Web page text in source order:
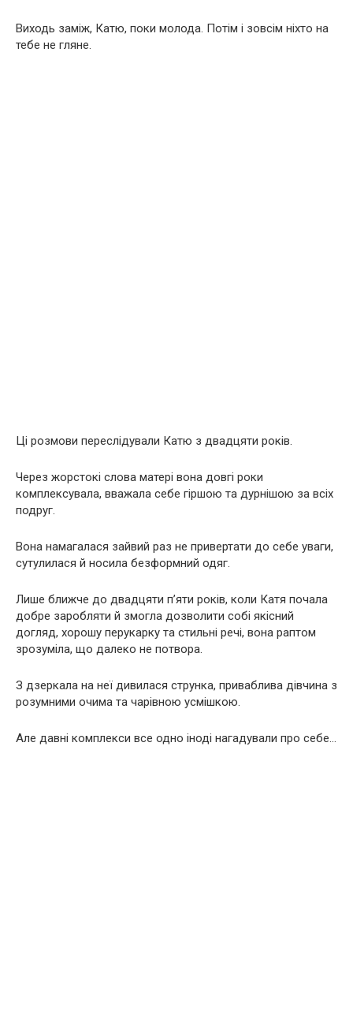
Виходь заміж, Катю, поки молода. Потім і зовсім ніхто на
тебе не гляне.
Ці розмови переслідували Катю з двадцяти років.
Через жорстокі слова матері вона довгі роки
комплексувала, вважала себе гіршою та дурнішою за всіх
подруг.
Вона намагалася зайвий раз не привертати до себе уваги,
сутулилася й носила безформний одяг.
Лише ближче до двадцяти п’яти років, коли Катя почала
добре заробляти й змогла дозволити собі якісний
догляд, хорошу перукарку та стильні речі, вона раптом
зрозуміла, що далеко не потвора.
З дзеркала на неї дивилася струнка, приваблива дівчина з
розумними очима та чарівною усмішкою.
Але давні комплекси все одно іноді нагадували про себе…